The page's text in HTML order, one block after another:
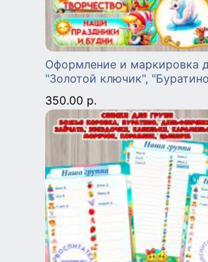
Оформление и маркировка
"Золотой ключик",
350.00 р.